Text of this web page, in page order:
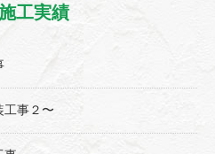
工実績
事２〜